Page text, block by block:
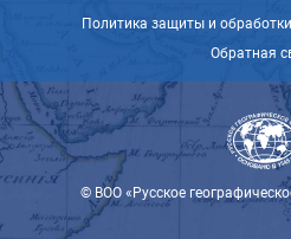
Политика защиты и
Обратная
© ВОО «Русское